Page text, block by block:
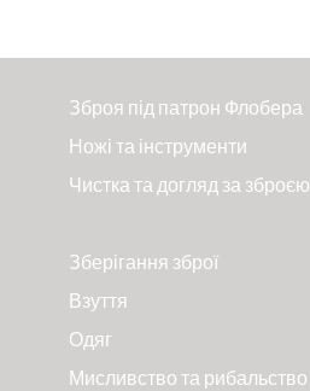
Зброя під патрон Флобера
Ножі та інструменти
Чистка та догляд за зброєю
Зберігання зброї
Взуття
Одяг
Мисливство та рибальство